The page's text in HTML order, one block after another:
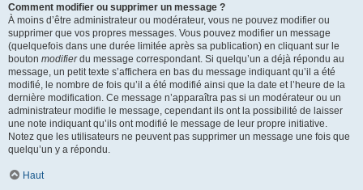
Comment modifier ou supprimer un message ?
À moins d’être administrateur ou modérateur, vous ne pouvez modifier ou
supprimer que vos propres messages. Vous pouvez modifier un message
(quelquefois dans une durée limitée après sa publication) en cliquant sur le
bouton modifierdu message correspondant. Si quelqu’un a déjà répondu au
message, un petit texte s’affichera en bas du message indiquant qu’il a été
modifié, le nombre de fois qu’il a été modifié ainsi que la date et l’heure de la
dernière modification. Ce message n’apparaîtra pas si un modérateur ou un
administrateur modifie le message, cependant ils ont la possibilité de laisser
une note indiquant qu’ils ont modifié le message de leur propre initiative.
Notez que les utilisateurs ne peuvent pas supprimer un message une fois que
quelqu’un y a répondu.
Haut